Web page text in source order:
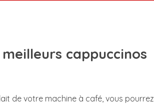
cappuccinos
de votre machine à café, vous pourrez